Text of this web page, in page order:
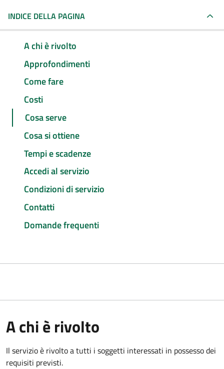
INDICE DELLA PAGINA
A chi è rivolto
Approfondimenti
Come fare
Costi
Cosa serve
Cosa si ottiene
Tempi e scadenze
Accedi al servizio
Condizioni di servizio
Contatti
Domande frequenti
A chi è rivolto
Il servizio è rivolto a tutti i soggetti interessati in possesso dei
requisiti previsti.